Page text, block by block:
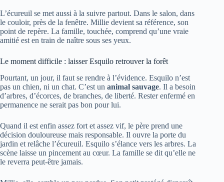
L’écureuil se met aussi à la suivre partout. Dans le salon, dans
le couloir, près de la fenêtre. Millie devient sa référence, son
point de repère. La famille, touchée, comprend qu’une vraie
amitié est en train de naître sous ses yeux.
Le moment difficile : laisser Esquilo retrouver la forêt
Pourtant, un jour, il faut se rendre à l’évidence. Esquilo n’est
pas un chien, ni un chat. C’est un animal sauvage. Il a besoin
d’arbres, d’écorces, de branches, de liberté. Rester enfermé en
permanence ne serait pas bon pour lui.
Quand il est enfin assez fort et assez vif, le père prend une
décision douloureuse mais responsable. Il ouvre la porte du
jardin et relâche l’écureuil. Esquilo s’élance vers les arbres. La
scène laisse un pincement au cœur. La famille se dit qu’elle ne
le reverra peut-être jamais.